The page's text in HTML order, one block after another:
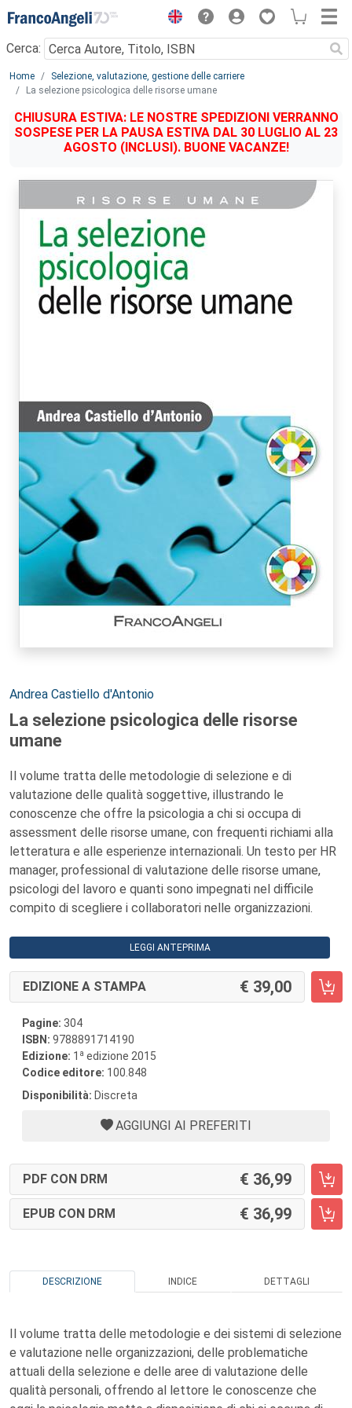
Menu
Cerca:
Main content
Home
Selezione, valutazione, gestione delle carriere
La selezione psicologica delle risorse umane
CHIUSURA ESTIVA: LE NOSTRE SPEDIZIONI VERRANNO
SOSPESE PER LA PAUSA ESTIVA DAL 30 LUGLIO AL 23
AGOSTO (INCLUSI). BUONE VACANZE!
Autori:
Andrea Castiello d'Antonio
La selezione psicologica delle risorse
umane
Il volume tratta delle metodologie di selezione e di
valutazione delle qualità soggettive, illustrando le
conoscenze che offre la psicologia a chi si occupa di
assessment delle risorse umane, con frequenti richiami alla
letteratura e alle esperienze internazionali. Un testo per HR
manager, professional di valutazione delle risorse umane,
psicologi del lavoro e quanti sono impegnati nel difficile
compito di scegliere i collaboratori nelle organizzazioni.
LEGGI ANTEPRIMA
EDIZIONE A STAMPA 39,00
Pagine: 304
ISBN: 9788891714190
Edizione: 1 a edizione 2015
Codice editore: 100.848
Disponibilità: Discreta
AGGIUNGI AI PREFERITI
PDF CON DRM 36,99
EPUB CON DRM 36,99
DESCRIZIONE INDICE DETTAGLI
Il volume tratta delle metodologie e dei sistemi di selezione
e valutazione nelle organizzazioni, delle problematiche
attuali della selezione e delle aree di valutazione delle
qualità personali, offrendo al lettore le conoscenze che